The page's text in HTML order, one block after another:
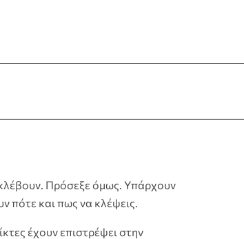
Πρόσεξε όμως. Υπάρχουν
και πως να κλέψεις.
έχουν επιστρέψει στην